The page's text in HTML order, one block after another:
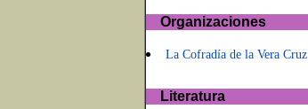
Organizaciones
La Cofradía de la Vera Cruz
Literatura